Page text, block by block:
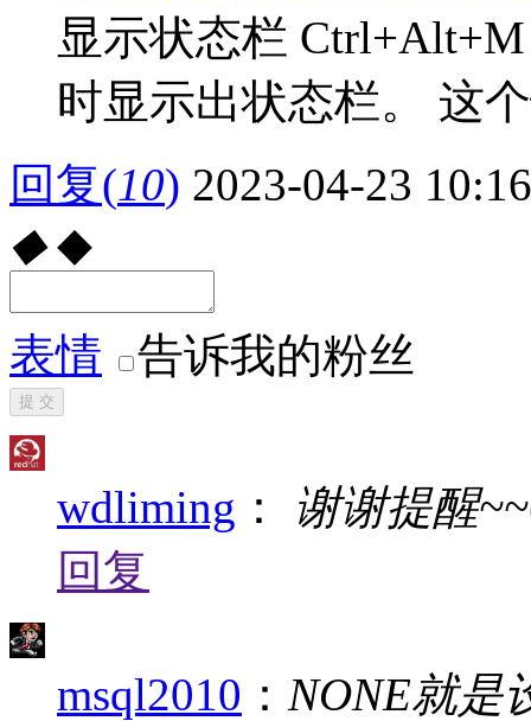
显示状态栏
时显示出状态栏。 这
回复(10) 2023-04-23 10:16
◆ ◆
表情 告诉我的粉丝
提 交
wdliming ： 谢谢提醒~~
回复
msql2010 ： NONE就是